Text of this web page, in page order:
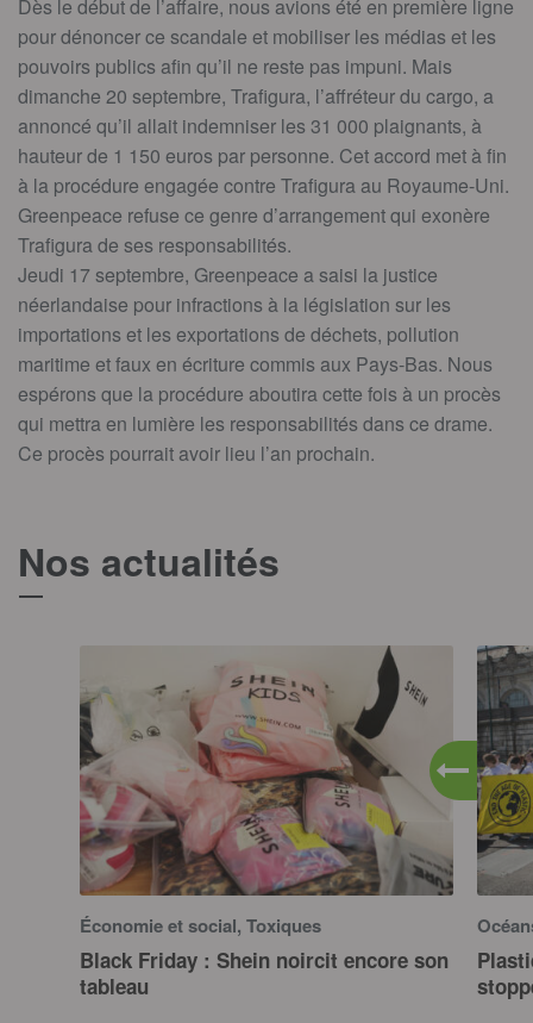
Dès le début de l’affaire, nous avions été en première ligne
pour dénoncer ce scandale et mobiliser les médias et les
pouvoirs publics afin qu’il ne reste pas impuni. Mais
dimanche 20 septembre, Trafigura, l’affréteur du cargo, a
annoncé qu’il allait indemniser les 31 000 plaignants, à
hauteur de 1 150 euros par personne. Cet accord met à fin
à la procédure engagée contre Trafigura au Royaume-Uni.
Greenpeace refuse ce genre d’arrangement qui exonère
Trafigura de ses responsabilités.
Jeudi 17 septembre, Greenpeace a saisi la justice
néerlandaise pour infractions à la législation sur les
importations et les exportations de déchets, pollution
maritime et faux en écriture commis aux Pays-Bas. Nous
espérons que la procédure aboutira cette fois à un procès
qui mettra en lumière les responsabilités dans ce drame.
Ce procès pourrait avoir lieu l’an prochain.
Nos actualités
Économie et social, Toxiques
Black Friday : Shein noircit encore son
tableau